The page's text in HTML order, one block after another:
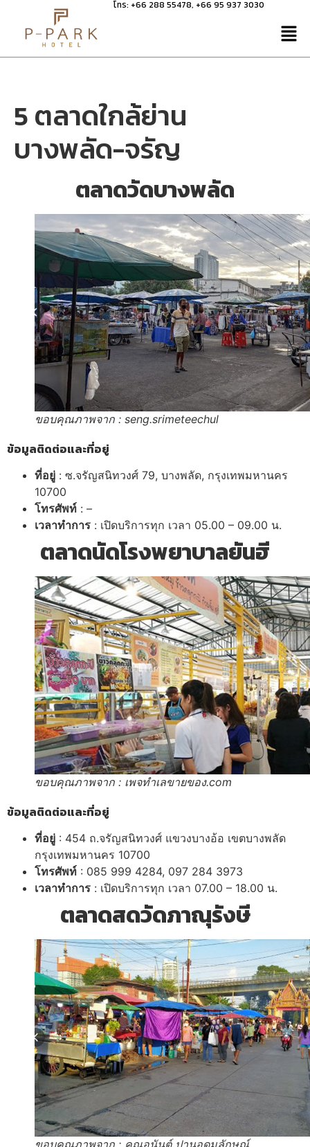
โทร: +66 288 55478, +66 95 937 3030
5 ตลาดใกล้ย่าน
บางพลัด-จรัญ
ตลาดวัดบางพลัด
ขอบคุณภาพจาก : seng.srimeteechul
ข้อมูลติดต่อและที่อยู่
ที่อยู่ : ซ.จรัญสนิทวงศ์ 79, บางพลัด, กรุงเทพมหานคร
10700
โทรศัพท์ : –
เวลาทำการ : เปิดบริการทุก เวลา 05.00 – 09.00 น.
ตลาดนัดโรงพยาบาลยันฮี
ขอบคุณภาพจาก : เพจทำเลขายของ.com
ข้อมูลติดต่อและที่อยู่
ที่อยู่ : 454 ถ.จรัญสนิทวงศ์ แขวงบางอ้อ เขตบางพลัด
กรุงเทพมหานคร 10700
โทรศัพท์ : 085 999 4284, 097 284 3973
เวลาทำการ : เปิดบริการทุก เวลา 07.00 – 18.00 น.
ตลาดสดวัดภาณุรังษี